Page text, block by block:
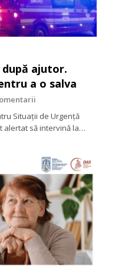
ajutor.
a o salva
Situații de Urgență
alertat să intervină la…